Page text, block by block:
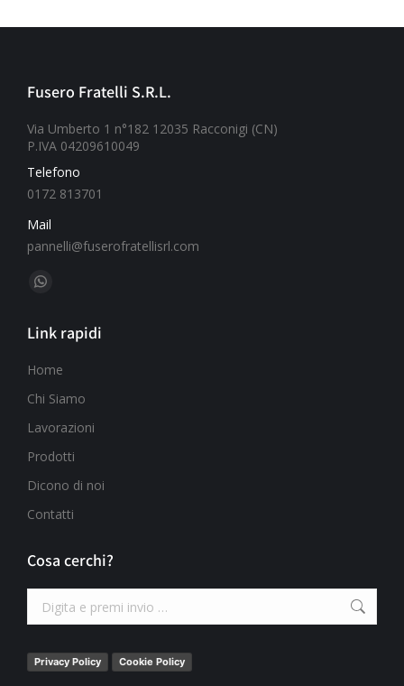
Fusero Fratelli S.R.L.
Via Umberto 1 n°182 12035 Racconigi (CN)
P.IVA 04209610049
Telefono
0172 813701
Mail
pannelli@fuserofratellisrl.com
Ci puoi trovare su:
Link rapidi
Home
Chi Siamo
Lavorazioni
Prodotti
Dicono di noi
Contatti
Cosa cerchi?
Privacy Policy Cookie Policy